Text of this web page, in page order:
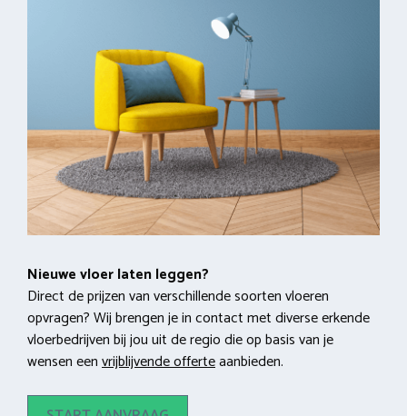
Nieuwe vloer laten leggen?
Direct de prijzen van verschillende soorten vloeren
opvragen? Wij brengen je in contact met diverse erkende
vloerbedrijven bij jou uit de regio die op basis van je
wensen eenvrijblijvende offerteaanbieden.